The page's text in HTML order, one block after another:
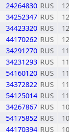
24264830 RUS
34252347 RUS
34423320 RUS
44170262 RUS
34291270 RUS
34231293 RUS
54160120 RUS
34372822 RUS
54125014 RUS
34267867 RUS
54175852 RUS
44170394 RUS